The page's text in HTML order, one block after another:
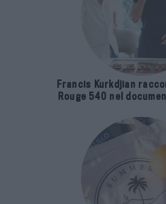
Francis Kurkdjian
Rouge 540 nel